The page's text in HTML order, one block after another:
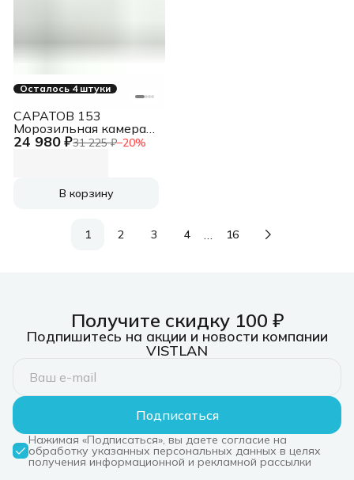
Осталось 4 штуки
24 980 ₽31 225 ₽−20%
САРАТОВ 153
Морозильная камера
белый, 135 л, 6 ящиков
В корзину
1 2 3 4 16
Получите скидку 100 ₽
Подпишитесь на акции и новости компании
VISTLAN
Подписаться
Нажимая «Подписаться», вы даете согласие на
обработку указанных персональных данных в целях
получения информационной и рекламной рассылки